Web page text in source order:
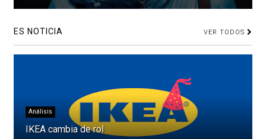
ES NOTICIA VER TODOS
Análisis
IKEA cambia de rol